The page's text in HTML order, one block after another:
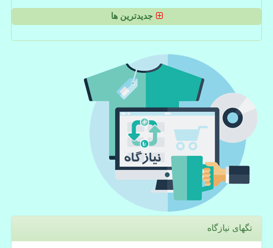
جدیدترین ها
تگهای نیازگاه